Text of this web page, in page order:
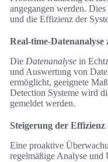
angegangen werden.
und die Effizienz der
Real-time-
Die Datenanalyse in
und Auswertung von
ermöglicht, geeignete
Detection Systeme wird
gemeldet werden.
Steigerung der
Eine proaktive
regelmäßige Analyse und